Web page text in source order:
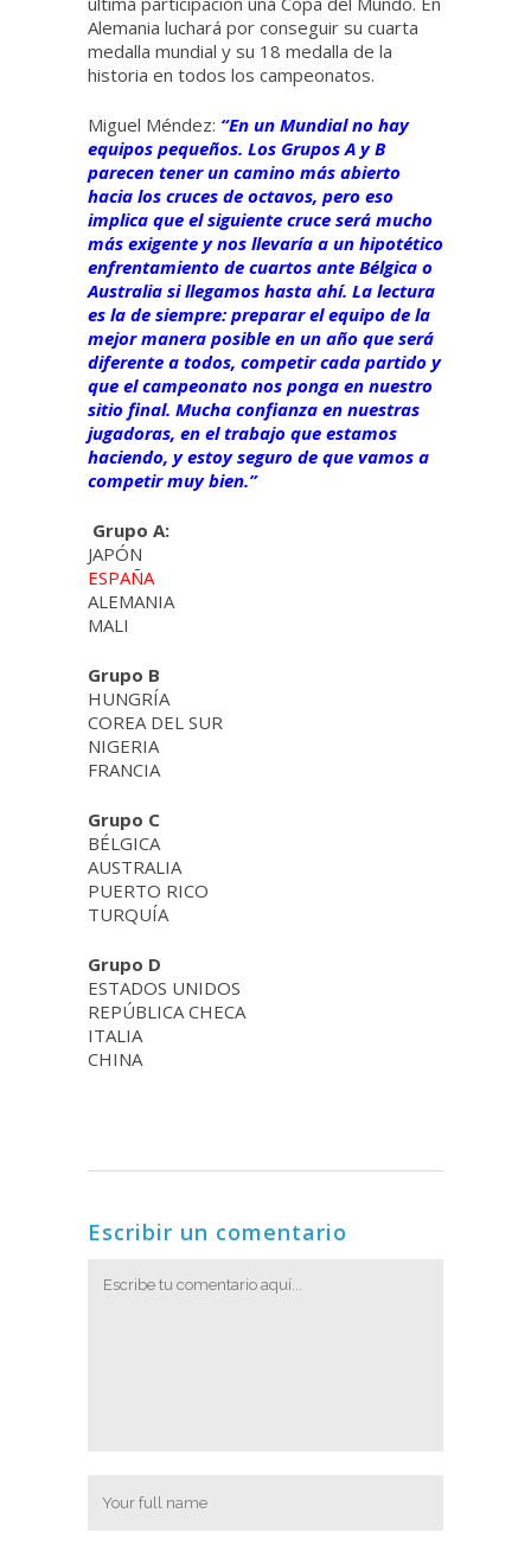
Alemania luchará por conseguir su cuarta
medalla mundial y su 18 medalla de la
historia en todos los campeonatos.
Miguel Méndez: “En un Mundial no hay
equipos pequeños. Los Grupos A y B
parecen tener un camino más abierto
hacia los cruces de octavos, pero eso
implica que el siguiente cruce será mucho
más exigente y nos llevaría a un hipotético
enfrentamiento de cuartos ante Bélgica o
Australia si llegamos hasta ahí. La lectura
es la de siempre: preparar el equipo de la
mejor manera posible en un año que será
diferente a todos, competir cada partido y
que el campeonato nos ponga en nuestro
sitio final. Mucha confianza en nuestras
jugadoras, en el trabajo que estamos
haciendo, y estoy seguro de que vamos a
competir muy bien.”
Grupo A:
JAPÓN
ESPAÑA
ALEMANIA
MALI
Grupo B
HUNGRÍA
COREA DEL SUR
NIGERIA
FRANCIA
Grupo C
BÉLGICA
AUSTRALIA
PUERTO RICO
TURQUÍA
Grupo D
ESTADOS UNIDOS
REPÚBLICA CHECA
ITALIA
CHINA
Escribir un comentario